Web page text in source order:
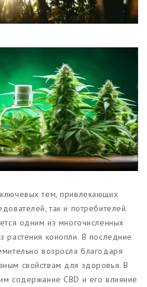
продукты с
с CBD
тем, привлекающих
так и потребителей.
одним из многочисленных
растения конопли. В последние
возросла благодаря
свойствам для здоровья. В
содержание CBD и его влияние